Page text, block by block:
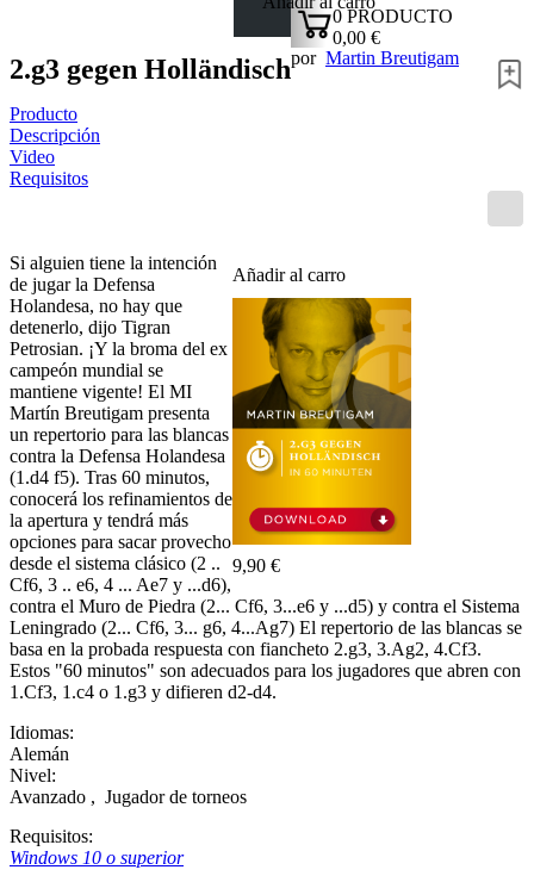
0 PRODUCTO
0,00 €
✔
2.g3 gegen Holländischpor Martin Breutigam
Producto
Descripción
Video
Requisitos
Añadir al carro
9,90 €
Si alguien tiene la intención
de jugar la Defensa
Holandesa, no hay que
detenerlo, dijo Tigran
Petrosian. ¡Y la broma del ex
campeón mundial se
mantiene vigente! El MI
Martín Breutigam presenta
un repertorio para las blancas
contra la Defensa Holandesa
(1.d4 f5). Tras 60 minutos,
conocerá los refinamientos de
la apertura y tendrá más
opciones para sacar provecho
desde el sistema clásico (2 ..
Cf6, 3 .. e6, 4 ... Ae7 y ...d6),
contra el Muro de Piedra (2... Cf6, 3...e6 y ...d5) y contra el Sistema
Leningrado (2... Cf6, 3... g6, 4...Ag7) El repertorio de las blancas se
basa en la probada respuesta con fiancheto 2.g3, 3.Ag2, 4.Cf3.
Estos "60 minutos" son adecuados para los jugadores que abren con
1.Cf3, 1.c4 o 1.g3 y difieren d2-d4.
Idiomas:
Alemán
Nivel:
Avanzado , Jugador de torneos
Requisitos:
Windows 10 o superior